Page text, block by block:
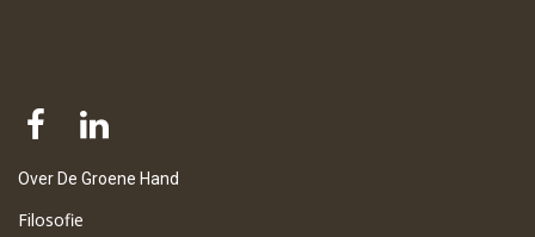
Over De Groene Hand
Filosofie